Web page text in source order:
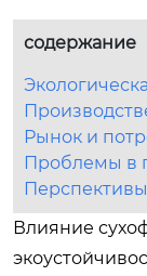
содержание
Рынок и
Проблемы в
Влияние